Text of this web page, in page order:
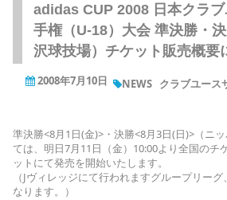
adidas CUP 2008 日本クラ
手権（U-18）大会 準決勝・
沢球技場）チケット販売概要
2008年7月10日 NEWS クラブユース
準決勝<8月1日(金)>・決勝<8月3日(日)>（ニ
ては、明日7月11日（金）10:00より全国のチ
ットにて発売を開始いたします。
（Jヴィレッジにて行われますグループリー
なります。）